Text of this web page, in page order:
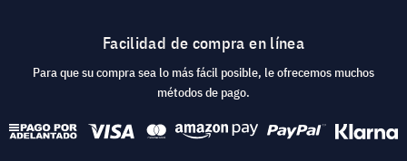
Facilidad de compra en línea
Para que su compra sea lo más fácil posible, le ofrecemos muchos
métodos de pago.